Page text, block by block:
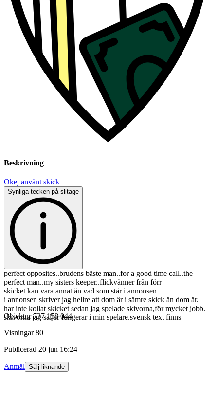
Beskrivning
Okej använt skick
Synliga tecken på slitage
perfect opposites..brudens bäste man..for a good time call..the
perfect man..my sisters keeper..flickvänner från förr
skicket kan vara annat än vad som står i annonsen.
i annonsen skriver jag hellre att dom är i sämre skick än dom är.
har inte kollat skicket sedan jag spelade skivorna,för mycket jobb.
skivorna jag säljer fungerar i min spelare.svensk text finns.
Objektnr 737 158 044
Visningar 80
Publicerad 20 jun 16:24
Anmäl Sälj liknande